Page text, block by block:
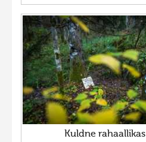
Kuldne rahaallikas